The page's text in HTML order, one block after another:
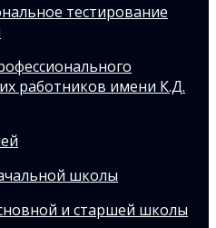
тестирование
работников имени К.Д.
школы
и старшей школы